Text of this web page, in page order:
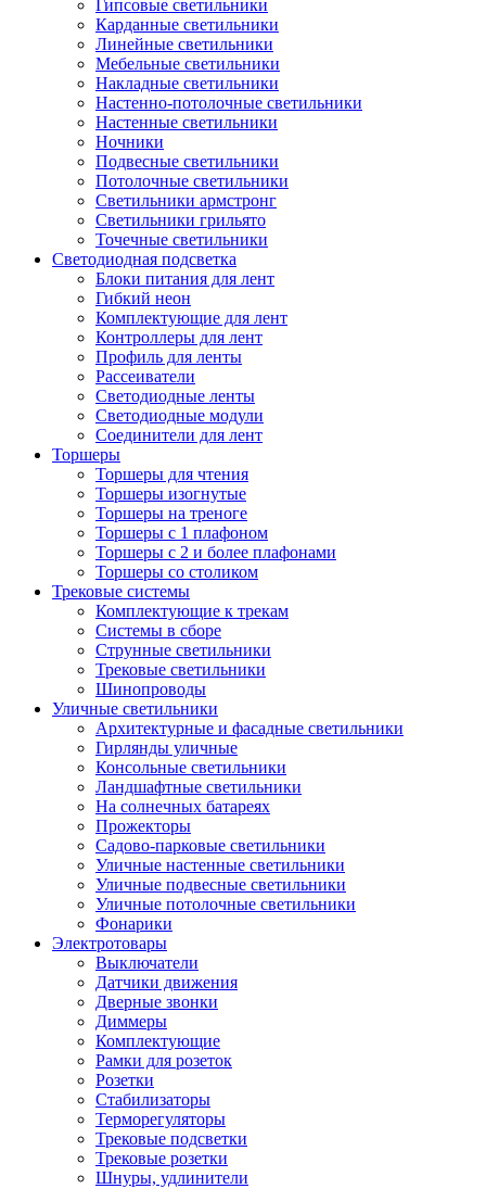
Гипсовые светильники
Карданные светильники
Линейные светильники
Мебельные светильники
Накладные светильники
Настенно-потолочные светильники
Настенные светильники
Ночники
Подвесные светильники
Потолочные светильники
Светильники армстронг
Светильники грильято
Точечные светильники
Светодиодная подсветка
Блоки питания для лент
Гибкий неон
Комплектующие для лент
Контроллеры для лент
Профиль для ленты
Рассеиватели
Светодиодные ленты
Светодиодные модули
Соединители для лент
Торшеры
Торшеры для чтения
Торшеры изогнутые
Торшеры на треноге
Торшеры с 1 плафоном
Торшеры с 2 и более плафонами
Торшеры со столиком
Трековые системы
Комплектующие к трекам
Системы в сборе
Струнные светильники
Трековые светильники
Шинопроводы
Уличные светильники
Архитектурные и фасадные светильники
Гирлянды уличные
Консольные светильники
Ландшафтные светильники
На солнечных батареях
Прожекторы
Садово-парковые светильники
Уличные настенные светильники
Уличные подвесные светильники
Уличные потолочные светильники
Фонарики
Электротовары
Выключатели
Датчики движения
Дверные звонки
Диммеры
Комплектующие
Рамки для розеток
Розетки
Стабилизаторы
Терморегуляторы
Трековые подсветки
Трековые розетки
Шнуры, удлинители